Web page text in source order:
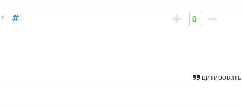
/ 0
цитировать